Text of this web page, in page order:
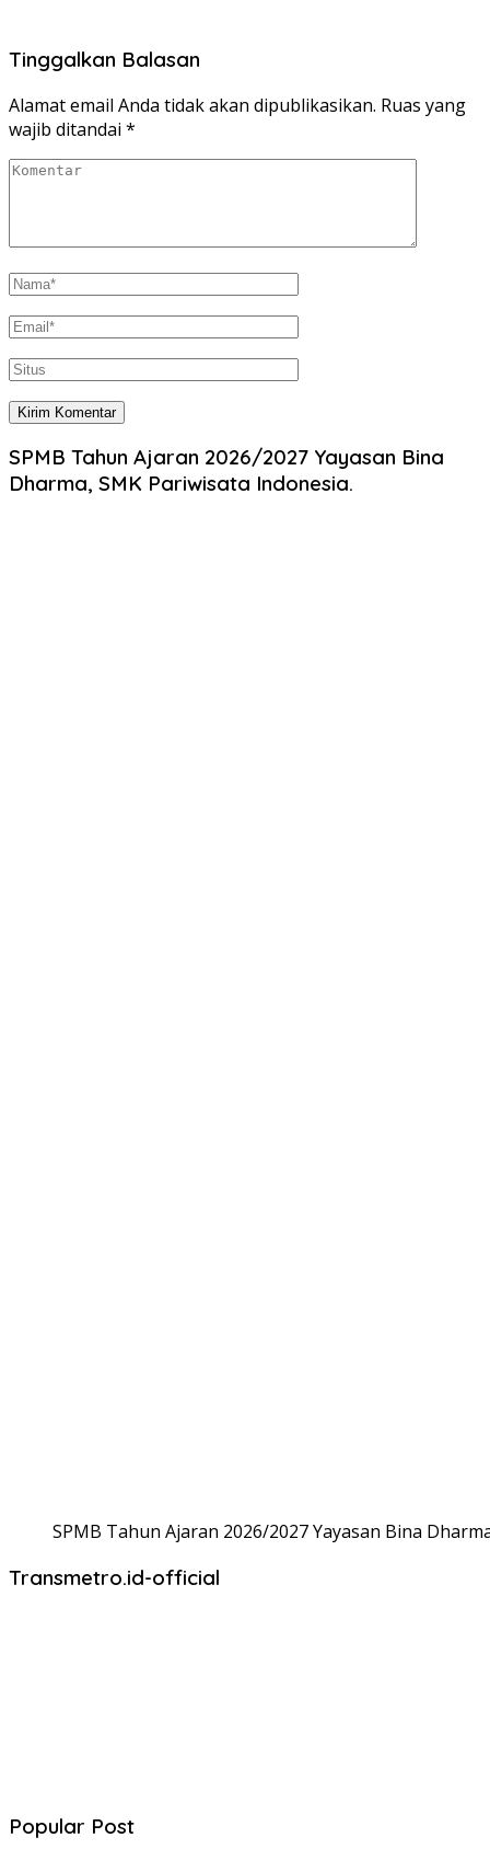
Tinggalkan Balasan
Alamat email Anda tidak akan dipublikasikan. Ruas yang
wajib ditandai *
SPMB Tahun Ajaran 2026/2027 Yayasan Bina
Dharma, SMK Pariwisata Indonesia.
SPMB Tahun Ajaran 2026/2027 Yayasan Bina
Transmetro.id-official
Popular Post